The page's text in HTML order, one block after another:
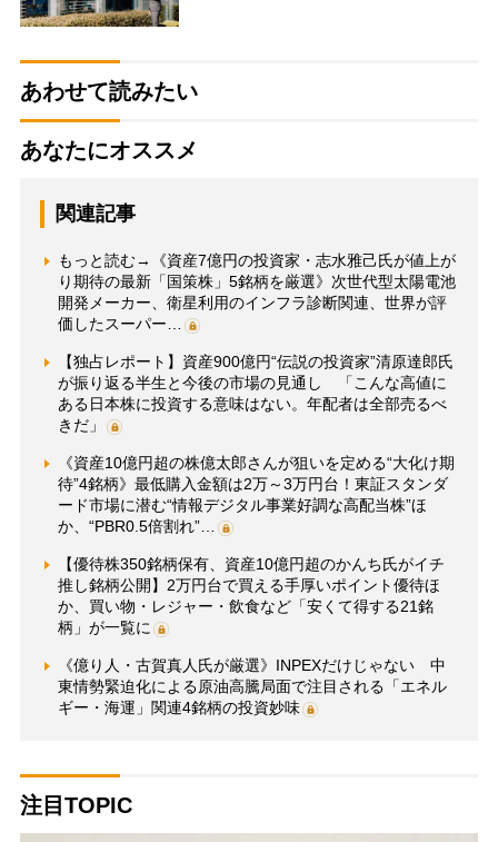
あわせて読みたい
あなたにオススメ
関連記事
もっと読む→《資産7億円の投資家・志水雅己氏が値上が
り期待の最新「国策株」5銘柄を厳選》次世代型太陽電池
開発メーカー、衛星利用のインフラ診断関連、世界が評
価したスーパー…
【独占レポート】資産900億円“伝説の投資家”清原達郎氏
が振り返る半生と今後の市場の見通し 「こんな高値に
ある日本株に投資する意味はない。年配者は全部売るべ
きだ」
《資産10億円超の株億太郎さんが狙いを定める“大化け期
待”4銘柄》最低購入金額は2万～3万円台！東証スタンダ
ード市場に潜む“情報デジタル事業好調な高配当株”ほ
か、“PBR0.5倍割れ”…
【優待株350銘柄保有、資産10億円超のかんち氏がイチ
推し銘柄公開】2万円台で買える手厚いポイント優待ほ
か、買い物・レジャー・飲食など「安くて得する21銘
柄」が一覧に
《億り人・古賀真人氏が厳選》INPEXだけじゃない 中
東情勢緊迫化による原油高騰局面で注目される「エネル
ギー・海運」関連4銘柄の投資妙味
注目TOPIC